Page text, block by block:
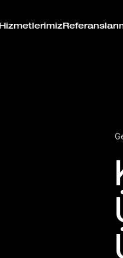
Hizmetlerimiz